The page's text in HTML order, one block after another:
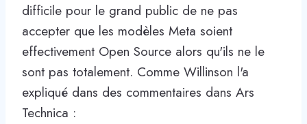
difficile pour le grand public de ne pas
accepter que les modèles Meta soient
effectivement Open Source alors qu'ils ne le
sont pas totalement. Comme Willinson l'a
expliqué dans des commentaires dans Ars
Technica :